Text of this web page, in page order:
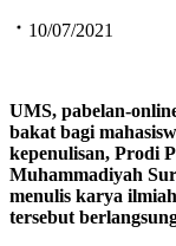
10/07/2021
UMS, pabelan-
bakat bagi
kepenulisan, Prodi
Muhammadiyah
menulis karya
tersebut